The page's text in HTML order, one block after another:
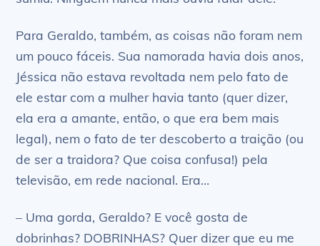
Para Geraldo, também, as coisas não foram nem
um pouco fáceis. Sua namorada havia dois anos,
Jéssica não estava revoltada nem pelo fato de
ele estar com a mulher havia tanto (quer dizer,
ela era a amante, então, o que era bem mais
legal), nem o fato de ter descoberto a traição (ou
de ser a traidora? Que coisa confusa!) pela
televisão, em rede nacional. Era…
– Uma gorda, Geraldo? E você gosta de
dobrinhas? DOBRINHAS? Quer dizer que eu me